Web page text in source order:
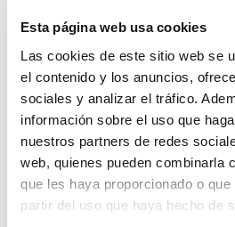
Esta página web usa cookies
Las cookies de este sitio web se
el contenido y los anuncios,
sociales y analizar el tráfico.
información sobre el uso que
nuestros partners de redes
web, quienes pueden combinarla
que les haya proporcionado o
partir del uso que haya hecho de
GLOSSARY
GLOSSARY:
Escrito el 20 de August
We tell you what influencer